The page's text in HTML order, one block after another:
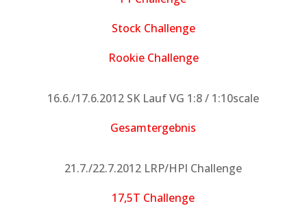
Stock Challenge
Rookie Challenge
16.6./17.6.2012 SK Lauf VG 1:8 / 1:10scale
Gesamtergebnis
21.7./22.7.2012 LRP/HPI Challenge
17,5T Challenge